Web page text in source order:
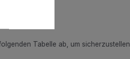
Tabelle ab, um sicherzustellen,